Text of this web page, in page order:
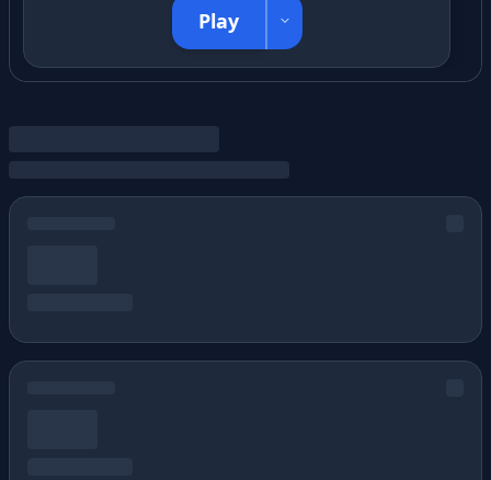
Play